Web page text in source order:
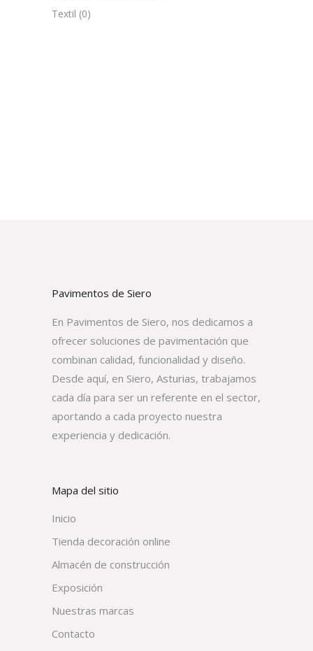
Textil (0)
Pavimentos de Siero
En Pavimentos de Siero, nos dedicamos a
ofrecer soluciones de pavimentación que
combinan calidad, funcionalidad y diseño.
Desde aquí, en Siero, Asturias, trabajamos
cada día para ser un referente en el sector,
aportando a cada proyecto nuestra
experiencia y dedicación.
Mapa del sitio
Inicio
Tienda decoración online
Almacén de construcción
Exposición
Nuestras marcas
Contacto